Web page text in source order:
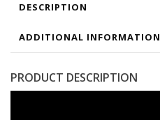
DESCRIPTION
ADDITIONAL INFORMATION
PRODUCT DESCRIPTION